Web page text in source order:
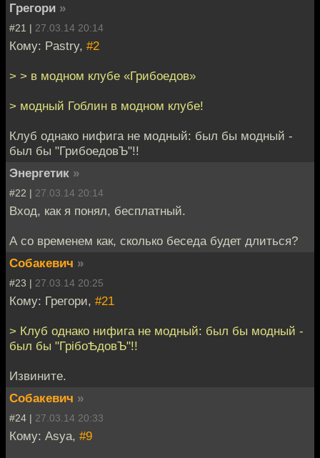
Грегори »
#21 | 27.03.14 20:14
Кому: Pastry, #2
> > в модном клубе «Грибоедов»
> модный Гоблин в модном клубе!
Клуб однако нифига не модный: был бы модный -
был бы "ГрибоедовЪ"!!
Энергетик »
#22 | 27.03.14 20:14
Вход, как я понял, бесплатный.
А со временем как, сколько беседа будет длиться?
Собакевич »
#23 | 27.03.14 20:25
Кому: Грегори, #21
> Клуб однако нифига не модный: был бы модный -
был бы "ГрiбоѢдовЪ"!!
Извините.
Собакевич »
#24 | 27.03.14 20:33
Кому: Asya, #9